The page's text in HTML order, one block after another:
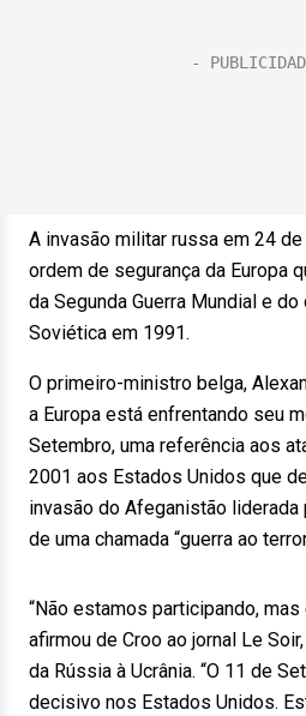
A invasão militar russa em 24
ordem de segurança da Europa
da Segunda Guerra Mundial e
Soviética em 1991.
O primeiro-ministro belga,
a Europa está enfrentando seu
Setembro, uma referência aos
2001 aos Estados Unidos que
invasão do Afeganistão liderada
de uma chamada “guerra ao
“Não estamos participando, mas
afirmou de Croo ao jornal Le
da Rússia à Ucrânia. “O 11 de
decisivo nos Estados Unidos.